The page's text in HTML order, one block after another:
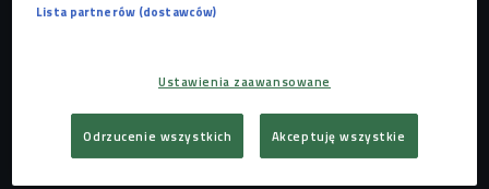
Robert Lewandowski w barwach Barcelony
Robert Lewandowski został oficjalnie zaprezentowany jako
piłkarz Barcelony na stadionie Camp Nou. Polski napastnik
Lista partnerów (dostawców)
Ustawienia zaawansowane
Odrzucenie wszystkich Akceptuję wszystkie